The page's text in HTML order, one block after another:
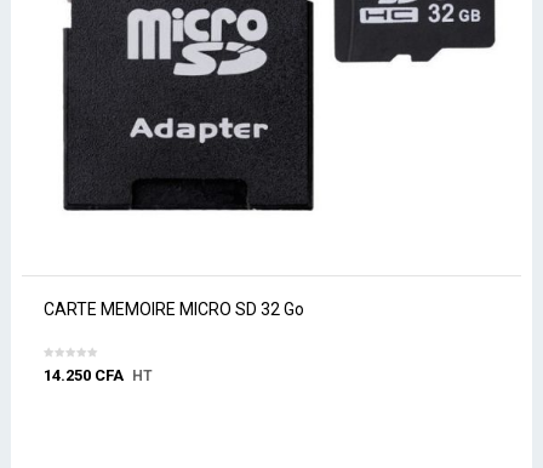
CARTE MEMOIRE MICRO SD 32 Go
14.250 CFA HT